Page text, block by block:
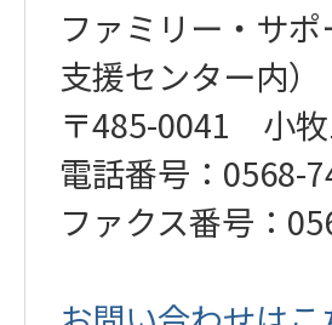
ファミリー・サ
支援センター内）
〒485-0041 小牧
電話番号：0568-
ファクス番号：